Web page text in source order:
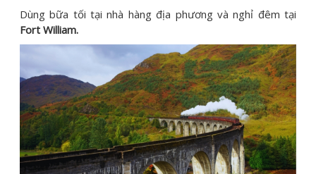
Dùng bữa tối tại nhà hàng địa phương và nghỉ đêm tại
Fort William.